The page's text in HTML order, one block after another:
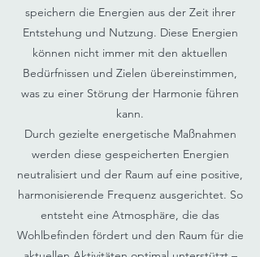
speichern die Energien aus der Zeit ihrer
Entstehung und Nutzung. Diese Energien
können nicht immer mit den aktuellen
Bedürfnissen und Zielen übereinstimmen,
was zu einer Störung der Harmonie führen
kann.
Durch gezielte energetische Maßnahmen
werden diese gespeicherten Energien
neutralisiert und der Raum auf eine positive,
harmonisierende Frequenz ausgerichtet. So
entsteht eine Atmosphäre, die das
Wohlbefinden fördert und den Raum für die